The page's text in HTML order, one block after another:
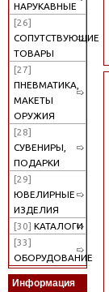
НАРУКАВНЫЕ
[26]
СОПУТСТВУЮЩИЕ
ТОВАРЫ
[27]
ПНЕВМАТИКА,
МАКЕТЫ
ОРУЖИЯ
[28]
СУВЕНИРЫ,
ПОДАРКИ
[29]
ЮВЕЛИРНЫЕ
ИЗДЕЛИЯ
[30] КАТАЛОГИ
[33]
ОБОРУДОВАНИЕ
Информация